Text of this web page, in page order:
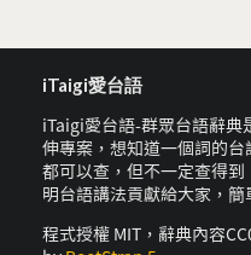
iTaigi愛台語
iTaigi愛台語-群眾台語辭典
伸專案，想知道一個詞的
都可以查，但不一定查得
明台語講法貢獻給大家，
程式授權 MIT，辭典內容